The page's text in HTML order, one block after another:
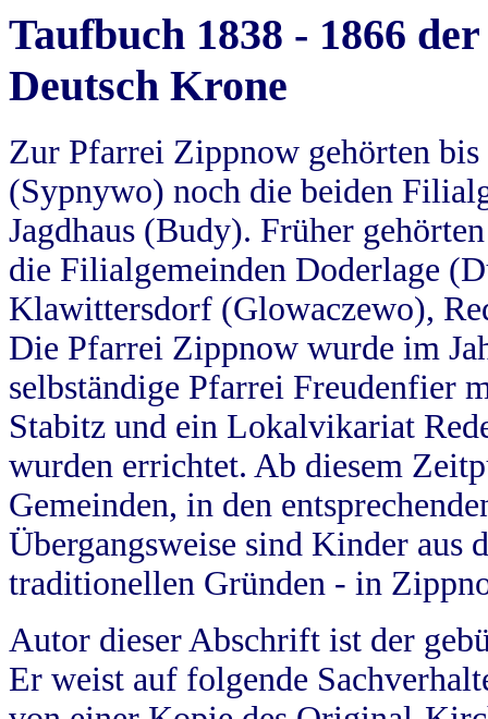
Taufbuch 1838 - 1866
Deutsch Krone
Zur Pfarrei Zippnow gehörten
(Sypnywo) noch die beiden
Jagdhaus (Budy). Früher
die Filialgemeinden Doderlage
Klawittersdorf (Glowaczewo),
Die Pfarrei Zippnow wurde im
selbständige Pfarrei Freudenfier
Stabitz und ein Lokalvikariat
wurden errichtet. Ab diesem
Gemeinden, in den
Übergangsweise sind Kinder aus
traditionellen Gründen - in
Autor dieser Abschrift ist der
Er weist auf folgende